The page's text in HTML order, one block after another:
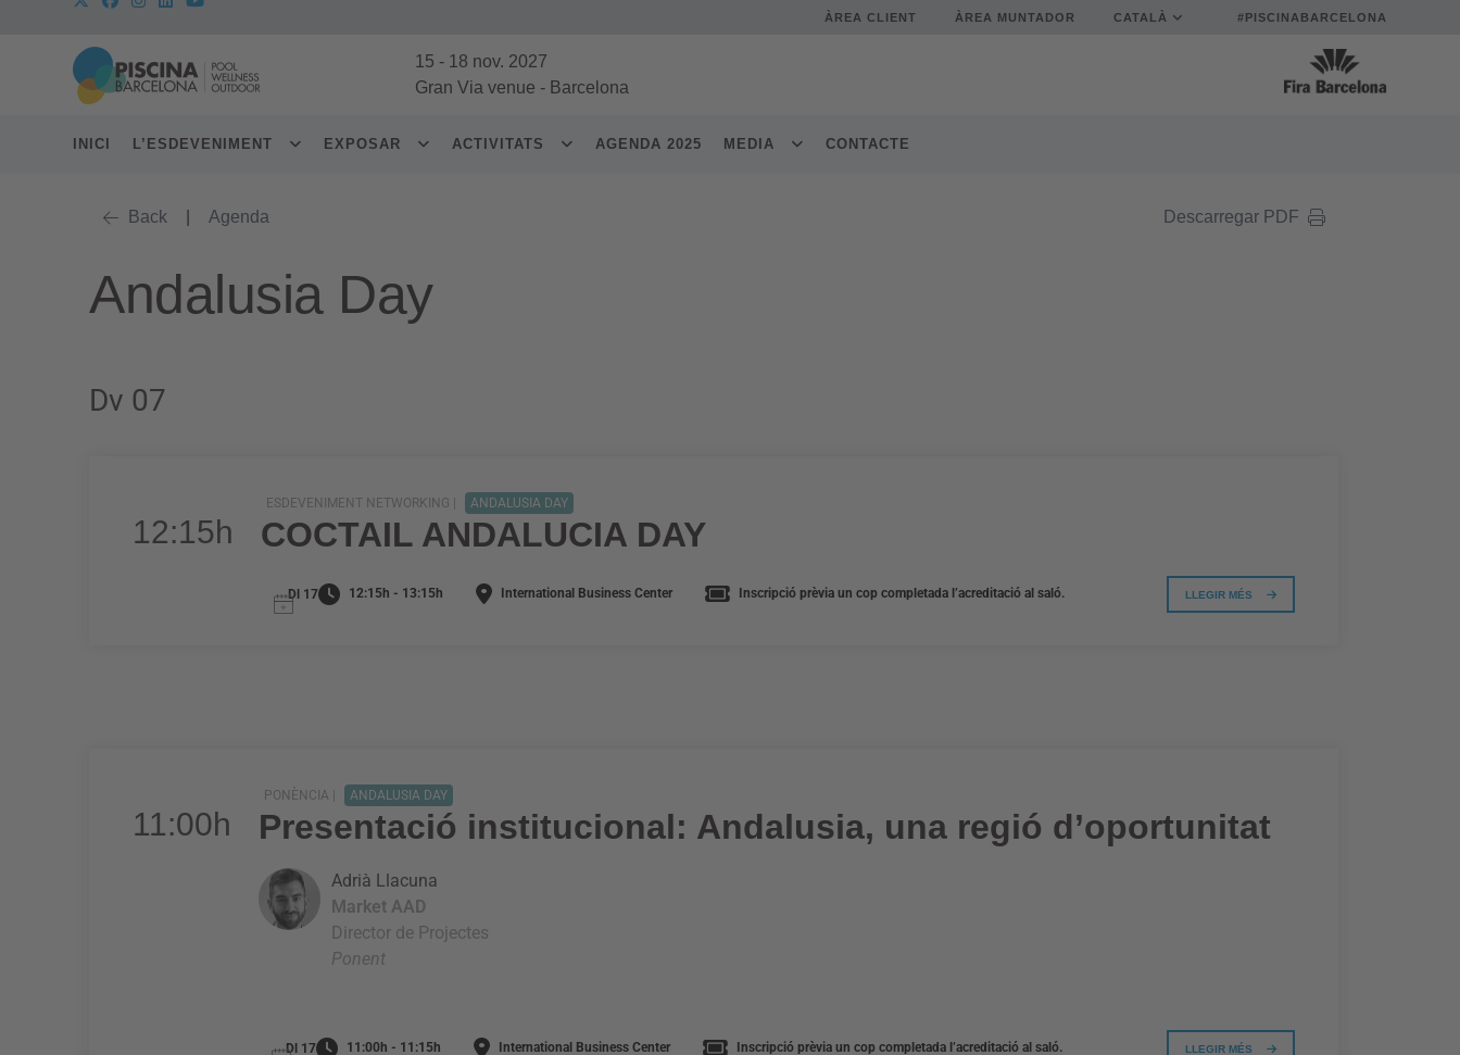
ÀREA CLIENT ÀREA MUNTADOR CATALÀ #PISCINABARCELONA
15 - 18 nov. 2027
Gran Via venue - Barcelona
INICI L’ESDEVENIMENT EXPOSAR ACTIVITATS AGENDA 2025 MEDIA CONTACTE
Back Agenda Descarregar PDF
Andalusia Day
Dv 07
12:15h
ESDEVENIMENT NETWORKING | ANDALUSIA DAY
COCTAIL ANDALUCIA DAY
Dl 17 12:15h - 13:15h International Business Center Inscripció prèvia un cop completada l’acreditació al saló. LLEGIR MÉS
11:00h
PONÈNCIA | ANDALUSIA DAY
Presentació institucional: Andalusia, una regió d’oportunitat
Adrià Llacuna
Market AAD
Director de Projectes
Ponent
Dl 17 11:00h - 11:15h International Business Center Inscripció prèvia un cop completada l’acreditació al saló. LLEGIR MÉS